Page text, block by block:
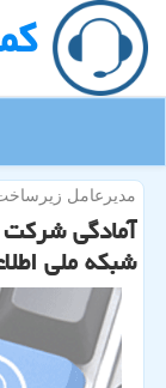
مدیرعامل
آمادگی
شبكه ملی